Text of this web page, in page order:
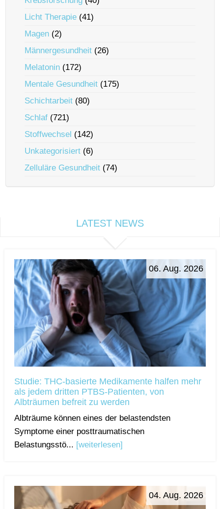
Licht Therapie (41)
Magen (2)
Männergesundheit (26)
Melatonin (172)
Mentale Gesundheit (175)
Schichtarbeit (80)
Schlaf (721)
Stoffwechsel (142)
Unkategorisiert (6)
Zelluläre Gesundheit (74)
LATEST NEWS
06. Aug. 2026
Studie: THC-basierte Medikamente halfen mehr
als jedem dritten PTBS-Patienten, von
Albträumen befreit zu werden
Albträume können eines der belastendsten
Symptome einer posttraumatischen
Belastungsstö... [weiterlesen]
04. Aug. 2026